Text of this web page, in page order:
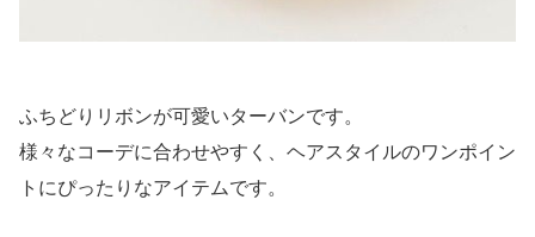
ふちどりリボンが可愛いターバンです。
様々なコーデに合わせやすく、ヘアスタイルのワンポイン
トにぴったりなアイテムです。